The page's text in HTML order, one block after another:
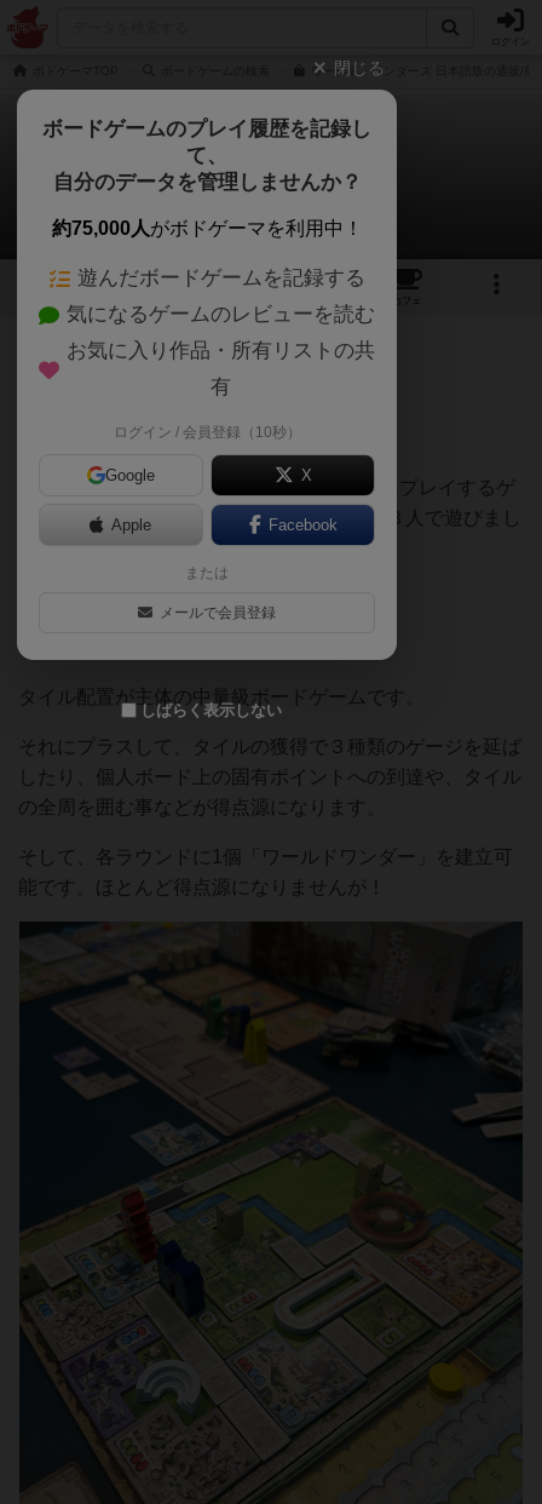
ワールド・ワンダーズ 日本語版の通販/商
ワールド・ワンダーズ
おとんさんのレビュー
6 9
カフェ
1067名 5名 0 約2年前
ボドゲ300種を所有し、軽〜中量級を中心にプレイするゲ
ーマーの感想です。ボードゲーム会にて、３人で遊びまし
た。2024年８月
【どんなゲーム？】
タイル配置が主体の中量級ボードゲームです。
それにプラスして、タイルの獲得で３種類のゲージを延ば
したり、個人ボード上の固有ポイントへの到達や、タイル
の全周を囲む事などが得点源になります。
そして、各ラウンドに1個「ワールドワンダー」を建立可
能です。ほとんど得点源になりませんが！
閉じる
ボードゲームのプレイ履歴を記録し
て、
自分のデータを管理しませんか？
約75,000人がボドゲーマを利用中！
遊んだボードゲームを記録する
気になるゲームのレビューを読む
お気に入り作品・所有リストの共
有
ログイン / 会員登録（10秒）
Google X
Apple Facebook
または
メールで会員登録
しばらく表示しない